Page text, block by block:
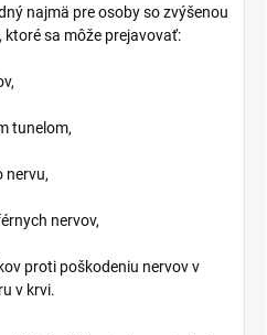
najmä pre osoby so zvýšenou
sa môže prejavovať:
tunelom,
nervu,
nervov,
proti poškodeniu nervov v
v krvi.